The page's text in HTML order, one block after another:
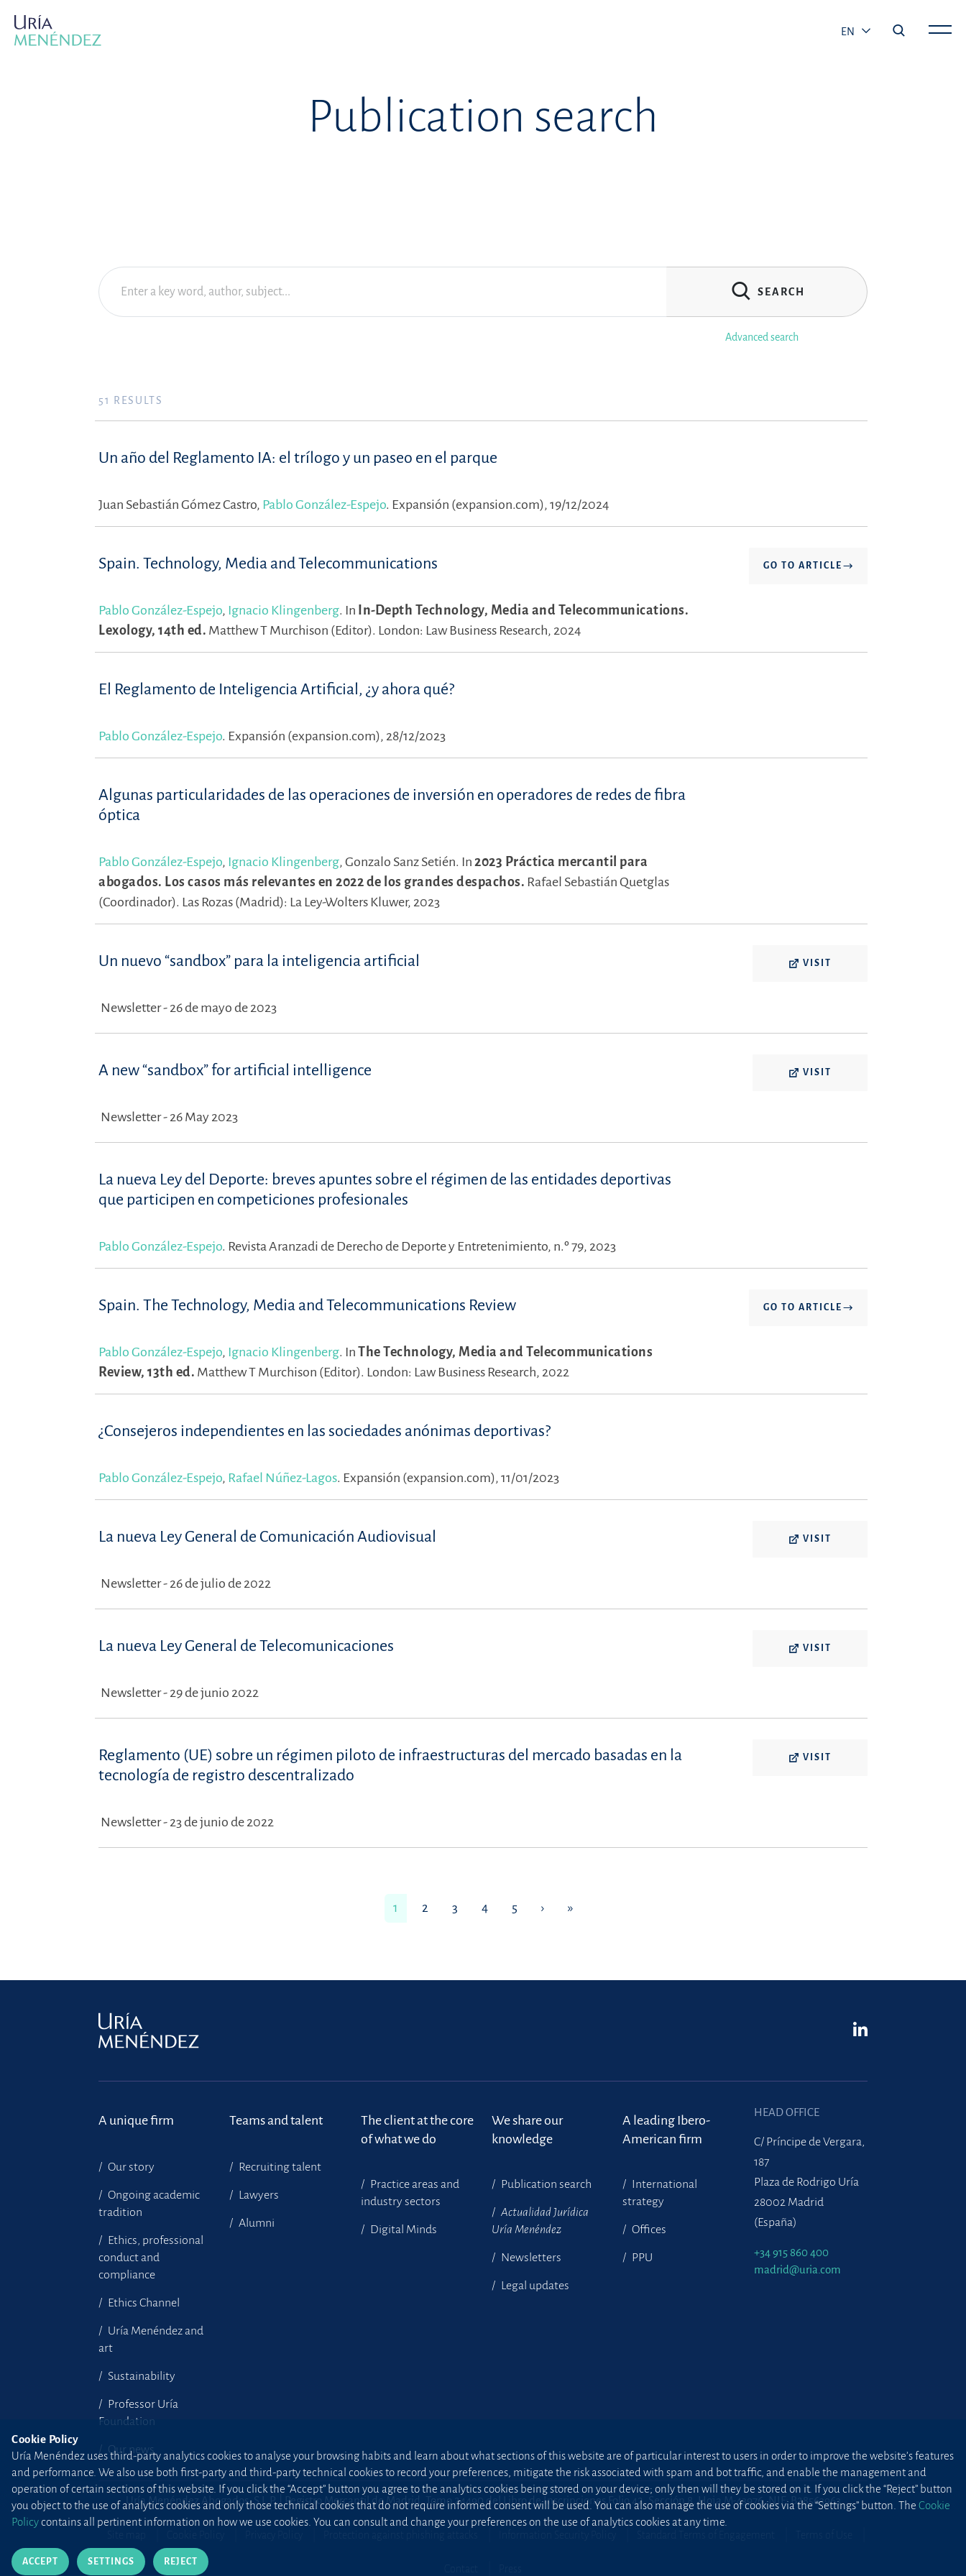
EN
Publication search
SEARCH
Advanced search
51 RESULTS
Un año del Reglamento IA: el trílogo y un paseo en el parque
Juan Sebastián Gómez Castro, Pablo González-Espejo. Expansión (expansion.com), 19/12/2024
Spain. Technology, Media and Telecommunications GO TO ARTICLE
Pablo González-Espejo, Ignacio Klingenberg. In In-Depth Technology, Media and Telecommunications.
Lexology, 14th ed. Matthew T Murchison (Editor). London: Law Business Research, 2024
El Reglamento de Inteligencia Artificial, ¿y ahora qué?
Pablo González-Espejo. Expansión (expansion.com), 28/12/2023
Algunas particularidades de las operaciones de inversión en operadores de redes de fibra
óptica
Pablo González-Espejo, Ignacio Klingenberg, Gonzalo Sanz Setién. In 2023 Práctica mercantil para
abogados. Los casos más relevantes en 2022 de los grandes despachos. Rafael Sebastián Quetglas
(Coordinador). Las Rozas (Madrid): La Ley-Wolters Kluwer, 2023
Un nuevo “sandbox” para la inteligencia artificial VISIT
Newsletter - 26 de mayo de 2023
A new “sandbox” for artificial intelligence VISIT
Newsletter - 26 May 2023
La nueva Ley del Deporte: breves apuntes sobre el régimen de las entidades deportivas
que participen en competiciones profesionales
Pablo González-Espejo. Revista Aranzadi de Derecho de Deporte y Entretenimiento, n.º 79, 2023
Spain. The Technology, Media and Telecommunications Review GO TO ARTICLE
Pablo González-Espejo, Ignacio Klingenberg. In The Technology, Media and Telecommunications
Review, 13th ed. Matthew T Murchison (Editor). London: Law Business Research, 2022
¿Consejeros independientes en las sociedades anónimas deportivas?
Pablo González-Espejo, Rafael Núñez-Lagos. Expansión (expansion.com), 11/01/2023
La nueva Ley General de Comunicación Audiovisual VISIT
Newsletter - 26 de julio de 2022
La nueva Ley General de Telecomunicaciones VISIT
Newsletter - 29 de junio 2022
Reglamento (UE) sobre un régimen piloto de infraestructuras del mercado basadas en la
tecnología de registro descentralizado
VISIT
Newsletter - 23 de junio de 2022
1 2 3 4 5 › »
A unique firm
Our story
Ongoing academic
tradition
Ethics, professional
conduct and
compliance
Ethics Channel
Uría Menéndez and
art
Sustainability
Professor Uría
Foundation
Our news
Teams and talent
Recruiting talent
Lawyers
Alumni
The client at the core
of what we do
Practice areas and
industry sectors
Digital Minds
We share our
knowledge
Publication search
Actualidad Jurídica
Uría Menéndez
Newsletters
Legal updates
A leading Ibero-
American firm
International
strategy
Offices
PPU
HEAD OFFICE
C/ Príncipe de Vergara,
187
Plaza de Rodrigo Uría
28002 Madrid
(España)
+34 915 860 400
madrid@uria.com
Uría Menéndez Abogados, S.L.P. | Registro Mercantil de Madrid, Tomo 24490 del Libro de Inscripciones Folio 42, Sección 8, Hoja M-43976. NIF: B28563963
Cookie Policy
Uría Menéndez uses third-party analytics cookies to analyse your browsing habits and learn about what sections of this website are of particular interest to users in order to improve the website’s features
and performance. We also use both first-party and third-party technical cookies to record your preferences, mitigate the risk associated with spam and bot traffic, and enable the management and
operation of certain sections of this website. If you click the “Accept” button you agree to the analytics cookies being stored on your device; only then will they be stored on it. If you click the “Reject” button
you object to the use of analytics cookies and only those technical cookies that do not require informed consent will be used. You can also manage the use of cookies via the “Settings” button. The Cookie
Policycontains all pertinent information on how we use cookies. You can consult and change your preferences on the use of analytics cookies at any time.
ACCEPT SETTINGS REJECT